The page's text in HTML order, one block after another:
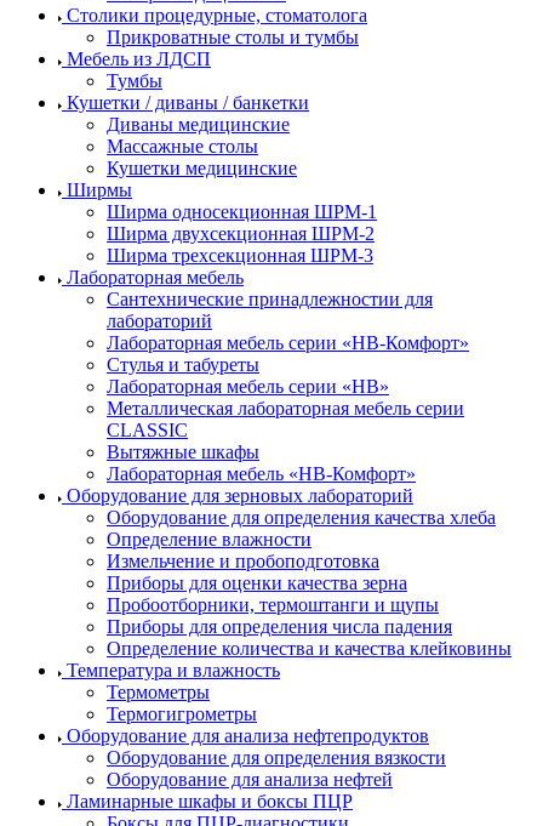
Столики процедурные, стоматолога
Прикроватные столы и тумбы
Мебель из ЛДСП
Тумбы
Кушетки / диваны / банкетки
Диваны медицинские
Массажные столы
Кушетки медицинские
Ширмы
Ширма односекционная ШРМ-1
Ширма двухсекционная ШРМ-2
Ширма трехсекционная ШРМ-3
Лабораторная мебель
Сантехнические принадлежностии для
лабораторий
Лабораторная мебель серии «НВ-Комфорт»
Стулья и табуреты
Лабораторная мебель серии «НВ»
Металлическая лабораторная мебель серии
CLASSIC
Вытяжные шкафы
Лабораторная мебель «НВ-Комфорт»
Оборудование для зерновых лабораторий
Оборудование для определения качества хлеба
Определение влажности
Измельчение и пробоподготовка
Приборы для оценки качества зерна
Пробоотборники, термоштанги и щупы
Приборы для определения числа падения
Определение количества и качества клейковины
Температура и влажность
Термометры
Термогигрометры
Оборудование для анализа нефтепродуктов
Оборудование для определения вязкости
Оборудование для анализа нефтей
Ламинарные шкафы и боксы ПЦР